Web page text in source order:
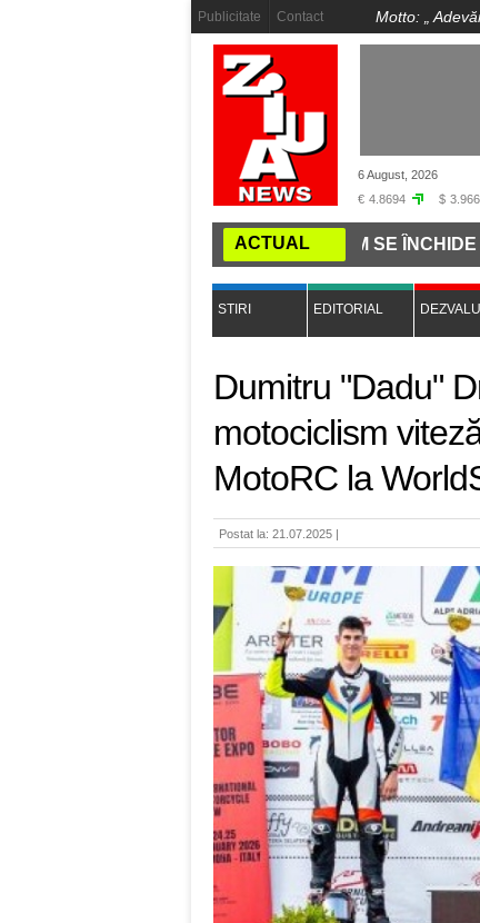
Publicitate Contact Motto: „
6 August, 2026
€ 4.8694 $
ACTUAL
LA COMANDĂ PE INTERNET: CUM SE ÎNCHIDE
STIRI EDITORIAL
Dumitru "Dadu"
motociclism
MotoRC la
Postat la: 21.07.2025 |